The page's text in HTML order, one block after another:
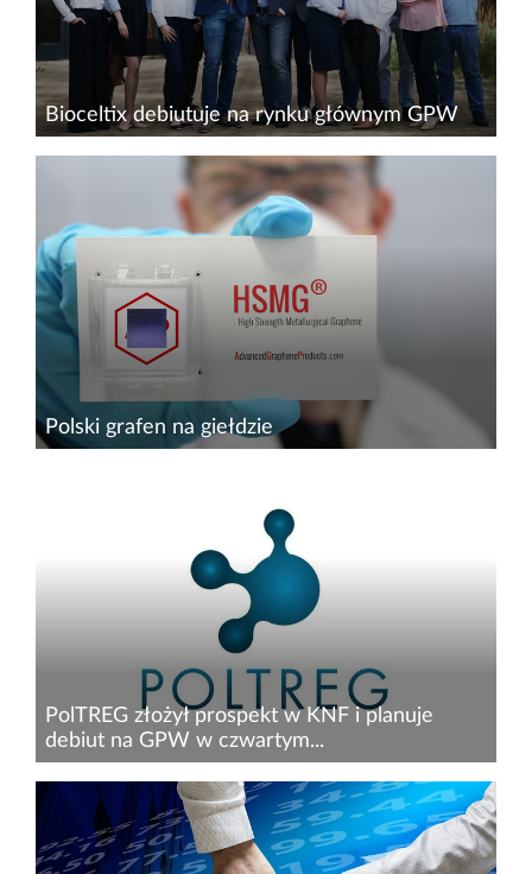
Bioceltix debiutuje na rynku głównym GPW
W listopadzie 2021 r. Bioceltix – jako pierwsza
spółka biotechnologiczna o profilu
weterynaryjnym – zadebiutował na rynku
NewConnect. Teraz wchodzi na rynek główny
GPW. Firma konsekwentnie realizuje...
Polski grafen na giełdzie
producenta grafenu płatkowego i
powierzchniowego z unikalną i opatentowaną
technologią HSMG®, na rynku NewConnect...
PolTREG złożył prospekt w KNF i planuje
debiut na GPW w czwartym...
PolTREG S.A. realizuje obecnie na różnym
etapie zaawansowania klinicznego projekty
badawczo-rozwojowe (terapie cukrzycy typu 1